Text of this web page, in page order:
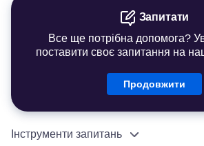
Запитати
Все ще потрібна допомога?
поставити своє запитання на
Продовжити
Інструменти запитань